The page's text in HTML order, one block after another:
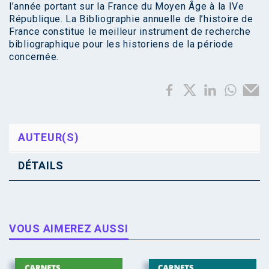
l’année portant sur la France du Moyen Âge à la IVe
République. La Bibliographie annuelle de l’histoire de
France constitue le meilleur instrument de recherche
bibliographique pour les historiens de la période
concernée.
AUTEUR(S)
DÉTAILS
VOUS AIMEREZ AUSSI